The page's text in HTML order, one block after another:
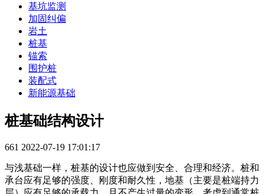
基坑监测
加固纠偏
岩土
桩基
锚索
围护桩
装配式
新能源基础
桩基础结构设计
661 2022-07-19 17:01:17
与浅基础一样，桩基的设计也应做到安全、合理和经济。桩和
承台应有足够的强度、刚度和耐久性，地基（主要是桩端持力